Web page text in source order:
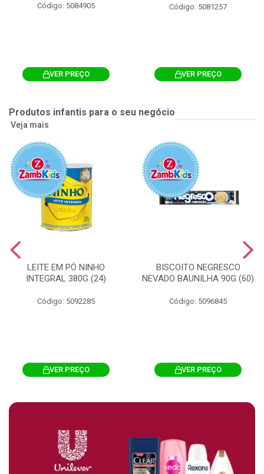
Código: 5084905
VER PREÇO
Código: 5081257
VER PREÇO
Produtos infantis para o seu negócio
Veja mais
LEITE EM PÓ NINHO
INTEGRAL 380G (24)
Código: 5092285
VER PREÇO
BISCOITO NEGRESCO
NEVADO BAUNILHA 90G (60)
Código: 5096845
VER PREÇO